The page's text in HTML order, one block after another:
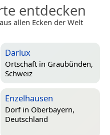
entdecken
allen Ecken der Welt
Darlux
Ortschaft in Graubünden,
Schweiz
Enzelhausen
Dorf in Oberbayern,
Deutschland